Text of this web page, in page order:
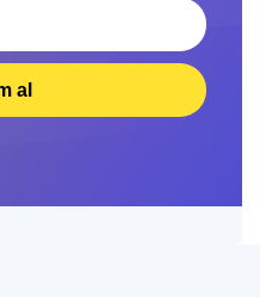
al